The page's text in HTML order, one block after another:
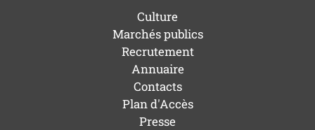
Culture
Marchés publics
Recrutement
Annuaire
Contacts
Plan d'Accès
Presse